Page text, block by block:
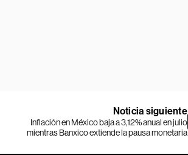
Noticia siguiente
Inflación en México baja a 3,12% anual en julio
mientras Banxico extiende la pausa monetaria